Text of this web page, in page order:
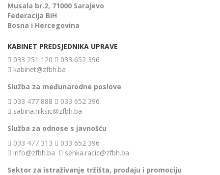
Musala br.2, 71000 Sarajevo
Federacija BiH
Bosna i Hercegovina
KABINET PREDSJEDNIKA UPRAVE
033 251 120
033 652 396
kabinet@zfbh.ba
Služba za međunarodne poslove
033 477 888
033 652 396
sabina.niksic@zfbh.ba
Služba za odnose s javnošću
033 477 313
033 652 396
info@zfbh.ba
senka.racic@zfbh.ba
Sektor za istraživanje tržišta, prodaju i promociju